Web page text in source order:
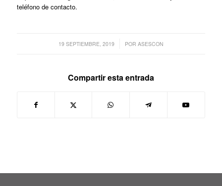
teléfono de contacto.
19 SEPTIEMBRE, 2019
/ POR ASESCON
Compartir esta entrada